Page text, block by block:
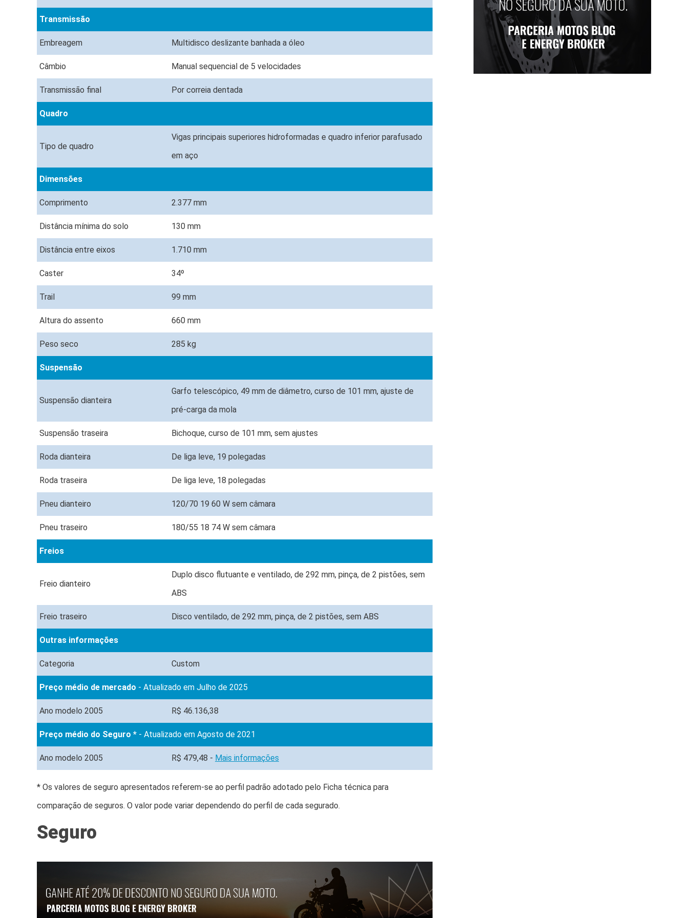
Transmissão
Embreagem Multidisco deslizante banhada a óleo
Câmbio Manual sequencial de 5 velocidades
Transmissão final Por correia dentada
Quadro
Tipo de quadro
Vigas principais superiores hidroformadas e quadro inferior parafusado
em aço
Dimensões
Comprimento 2.377 mm
Distância mínima do solo 130 mm
Distância entre eixos 1.710 mm
Caster 34º
Trail 99 mm
Altura do assento 660 mm
Peso seco 285 kg
Suspensão
Suspensão dianteira
Garfo telescópico, 49 mm de diâmetro, curso de 101 mm, ajuste de
pré-carga da mola
Suspensão traseira Bichoque, curso de 101 mm, sem ajustes
Roda dianteira De liga leve, 19 polegadas
Roda traseira De liga leve, 18 polegadas
Pneu dianteiro 120/70 19 60 W sem câmara
Pneu traseiro 180/55 18 74 W sem câmara
Freios
Freio dianteiro
Duplo disco flutuante e ventilado, de 292 mm, pinça, de 2 pistões, sem
ABS
Freio traseiro Disco ventilado, de 292 mm, pinça, de 2 pistões, sem ABS
Outras informações
Categoria Custom
Preço médio de mercado - Atualizado em Julho de 2025
Ano modelo 2005 R$ 46.136,38
Preço médio do Seguro * - Atualizado em Agosto de 2021
Ano modelo 2005 R$ 479,48 - Mais informações
* Os valores de seguro apresentados referem-se ao perfil padrão adotado pelo Ficha técnica para
comparação de seguros. O valor pode variar dependendo do perfil de cada segurado.
Seguro